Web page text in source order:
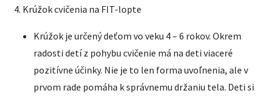
4. Krúžok cvičenia na FIT-lopte
Krúžok je určený deťom vo veku 4 – 6 rokov. Okrem
radosti detí z pohybu cvičenie má na deti viaceré
pozitívne účinky. Nie je to len forma uvoľnenia, ale v
prvom rade pomáha k správnemu držaniu tela. Deti si